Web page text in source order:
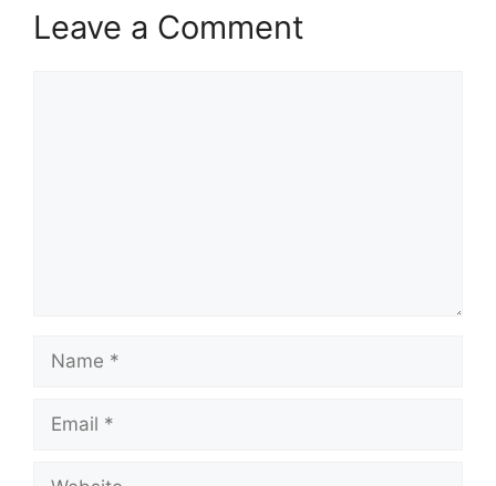
Leave a Comment
Name
Email
Website